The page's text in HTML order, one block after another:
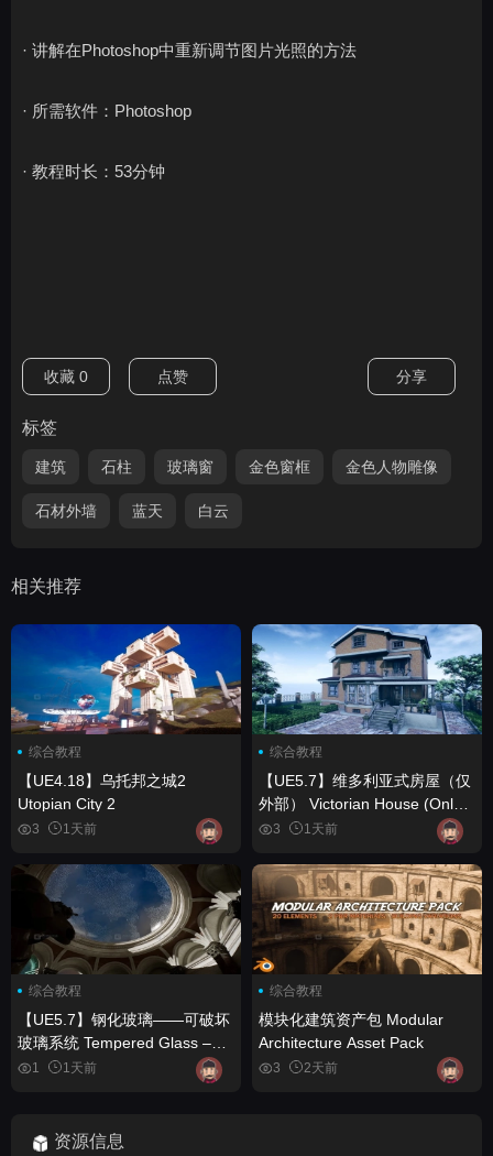
· 讲解在Photoshop中重新调节图片光照的方法
· 所需软件：Photoshop
· 教程时长：53分钟
收藏 0 点赞 分享
标签
建筑 石柱 玻璃窗 金色窗框 金色人物雕像
石材外墙 蓝天 白云
相关推荐
综合教程
【UE4.18】乌托邦之城2
Utopian City 2
3 1天前
综合教程
【UE5.7】维多利亚式房屋（仅
外部） Victorian House (Only
Exterior)
3 1天前
综合教程
【UE5.7】钢化玻璃——可破坏
玻璃系统 Tempered Glass –
Destructible Glass System
1 1天前
综合教程
模块化建筑资产包 Modular
Architecture Asset Pack
3 2天前
资源信息